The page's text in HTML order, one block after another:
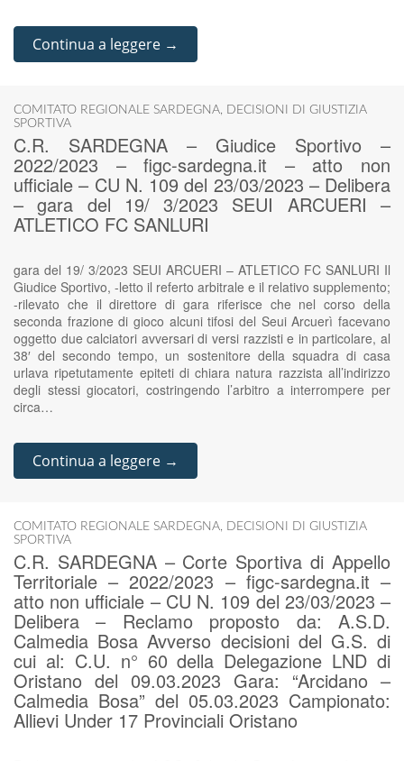
Continua a leggere →
COMITATO REGIONALE SARDEGNA, DECISIONI DI GIUSTIZIA
SPORTIVA
C.R. SARDEGNA – Giudice Sportivo –
2022/2023 – figc-sardegna.it – atto non
ufficiale – CU N. 109 del 23/03/2023 – Delibera
– gara del 19/ 3/2023 SEUI ARCUERI –
ATLETICO FC SANLURI
gara del 19/ 3/2023 SEUI ARCUERI – ATLETICO FC SANLURI Il
Giudice Sportivo, -letto il referto arbitrale e il relativo supplemento;
-rilevato che il direttore di gara riferisce che nel corso della
seconda frazione di gioco alcuni tifosi del Seui Arcuerì facevano
oggetto due calciatori avversari di versi razzisti e in particolare, al
38′ del secondo tempo, un sostenitore della squadra di casa
urlava ripetutamente epiteti di chiara natura razzista all’indirizzo
degli stessi giocatori, costringendo l’arbitro a interrompere per
circa…
Continua a leggere →
COMITATO REGIONALE SARDEGNA, DECISIONI DI GIUSTIZIA
SPORTIVA
C.R. SARDEGNA – Corte Sportiva di Appello
Territoriale – 2022/2023 – figc-sardegna.it –
atto non ufficiale – CU N. 109 del 23/03/2023 –
Delibera – Reclamo proposto da: A.S.D.
Calmedia Bosa Avverso decisioni del G.S. di
cui al: C.U. n° 60 della Delegazione LND di
Oristano del 09.03.2023 Gara: “Arcidano –
Calmedia Bosa” del 05.03.2023 Campionato:
Allievi Under 17 Provinciali Oristano